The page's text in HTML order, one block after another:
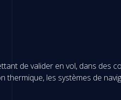
de valider en vol, dans des
thermique, les systèmes de